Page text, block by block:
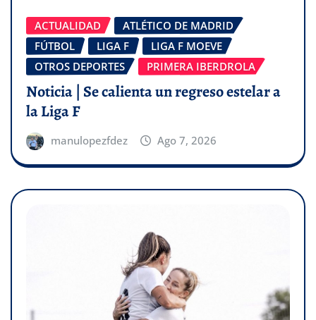
ACTUALIDAD
ATLÉTICO DE MADRID
FÚTBOL
LIGA F
LIGA F MOEVE
OTROS DEPORTES
PRIMERA IBERDROLA
Noticia | Se calienta un regreso estelar a
la Liga F
manulopezfdez Ago 7, 2026